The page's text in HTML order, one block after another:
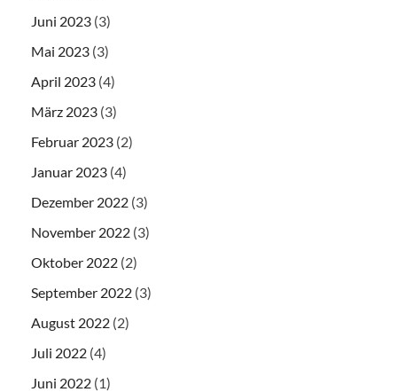
Juni 2023 (3)
Mai 2023 (3)
April 2023 (4)
März 2023 (3)
Februar 2023 (2)
Januar 2023 (4)
Dezember 2022 (3)
November 2022 (3)
Oktober 2022 (2)
September 2022 (3)
August 2022 (2)
Juli 2022 (4)
Juni 2022 (1)